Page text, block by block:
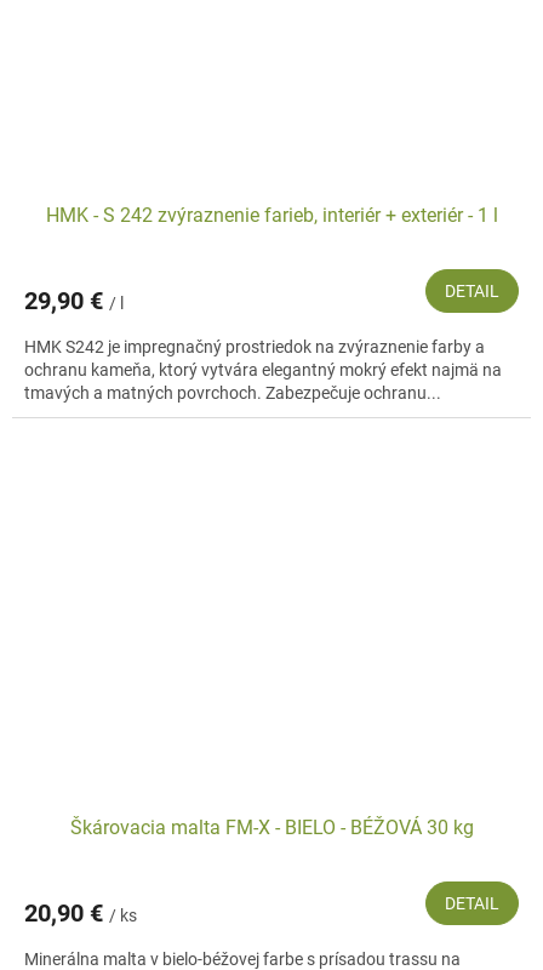
HMK - S 242 zvýraznenie farieb, interiér + exteriér - 1 l
29,90 € / l
DETAIL
HMK S242 je impregnačný prostriedok na zvýraznenie farby a
ochranu kameňa, ktorý vytvára elegantný mokrý efekt najmä na
tmavých a matných povrchoch. Zabezpečuje ochranu...
Škárovacia malta FM-X - BIELO - BÉŽOVÁ 30 kg
20,90 € / ks
DETAIL
Minerálna malta v bielo-béžovej farbe s prísadou trassu na